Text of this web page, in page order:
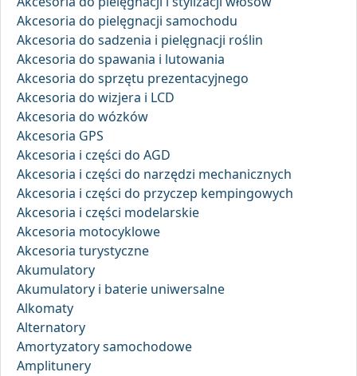
Akcesoria do pielęgnacji samochodu
Akcesoria do sadzenia i pielęgnacji roślin
Akcesoria do spawania i lutowania
Akcesoria do sprzętu prezentacyjnego
Akcesoria do wizjera i LCD
Akcesoria do wózków
Akcesoria GPS
Akcesoria i części do AGD
Akcesoria i części do narzędzi mechanicznych
Akcesoria i części do przyczep kempingowych
Akcesoria i części modelarskie
Akcesoria motocyklowe
Akcesoria turystyczne
Akumulatory
Akumulatory i baterie uniwersalne
Alkomaty
Alternatory
Amortyzatory samochodowe
Amplitunery